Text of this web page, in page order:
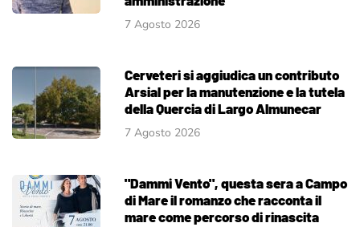
7 Agosto 2026
Cerveteri si aggiudica un contributo
Arsial per la manutenzione e la tutela
della Quercia di Largo Almunecar
7 Agosto 2026
"Dammi Vento", questa sera a Campo
di Mare il romanzo che racconta il
mare come percorso di rinascita